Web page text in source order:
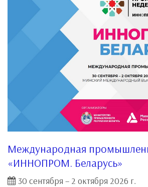
Международная
«ИННОПРОМ. Беларусь»
30 сентября – 2 октября 2026 г.